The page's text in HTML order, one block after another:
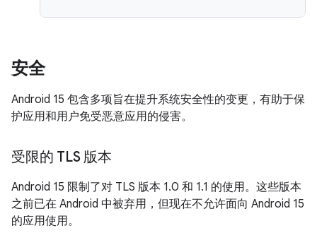
安全
Android 15 包含多项旨在提升系统安全性的变更，有助于保
护应用和用户免受恶意应用的侵害。
受限的 TLS 版本
Android 15 限制了对 TLS 版本 1.0 和 1.1 的使用。这些版本
之前已在 Android 中被弃用，但现在不允许面向 Android 15
的应用使用。